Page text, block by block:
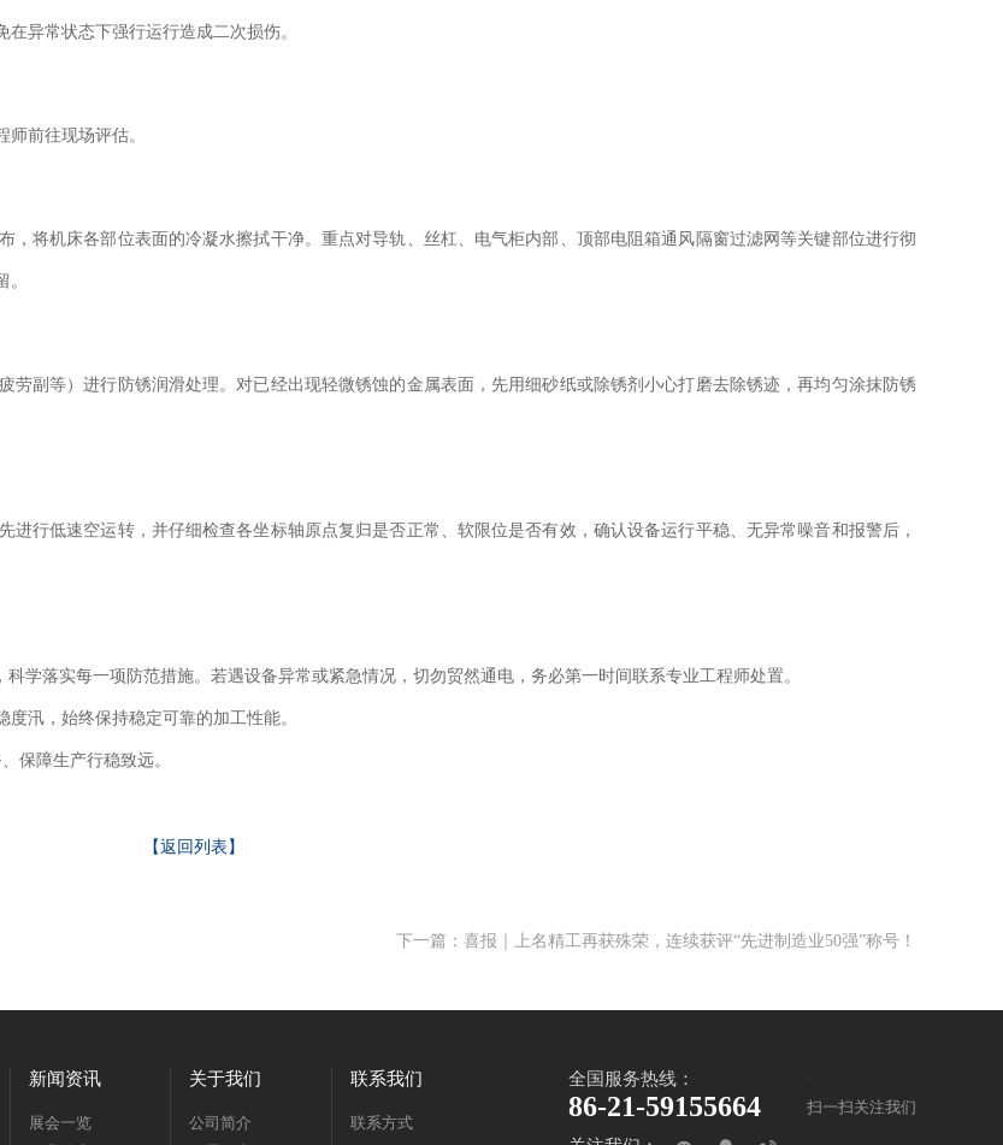
异常状态下强行运行造成二次损伤。
前往现场评估。
将机床各部位表面的冷凝水擦拭干净。重点对导轨、丝杠、电气柜内部、顶部电阻箱通风隔窗过滤网等关键部位进行彻
副等）进行防锈润滑处理。对已经出现轻微锈蚀的金属表面，先用细砂纸或除锈剂小心打磨去除锈迹，再均匀涂抹防锈
行低速空运转，并仔细检查各坐标轴原点复归是否正常、软限位是否有效，确认设备运行平稳、无异常噪音和报警后，
学落实每一项防范措施。若遇设备异常或紧急情况，切勿贸然通电，务必第一时间联系专业工程师处置。
汛，始终保持稳定可靠的加工性能。
保障生产行稳致远。
【返回列表】
下一篇：喜报｜上名精工再获殊荣，连续获评“先进制造业50强”称号！
新闻资讯
展会一览
关于我们
公司简介
联系我们
联系方式
扫一扫关注我们
全国服务热线：
86-21-59155664